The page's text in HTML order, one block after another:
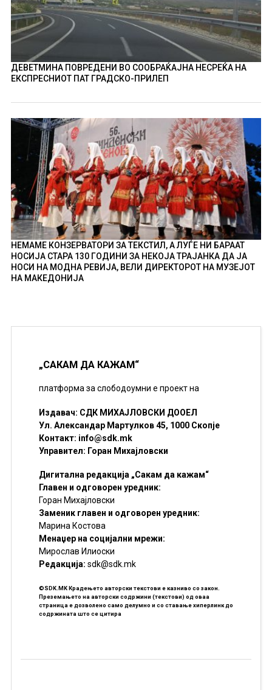
ДЕВЕТМИНА ПОВРЕДЕНИ ВО СООБРАЌАЈНА НЕСРЕЌА НА
ЕКСПРЕСНИОТ ПАТ ГРАДСКО-ПРИЛЕП
НЕМАМЕ КОНЗЕРВАТОРИ ЗА ТЕКСТИЛ, А ЛУЃЕ НИ БАРААТ
НОСИЈА СТАРА 130 ГОДИНИ ЗА НЕКОЈА ТРАЈАНКА ДА ЈА
НОСИ НА МОДНА РЕВИЈА, ВЕЛИ ДИРЕКТОРОТ НА МУЗЕЈОТ
НА МАКЕДОНИЈА
„САКАМ ДА КАЖАМ“
платформа за слободоумни е проект на
Издавач: СДК МИХАЈЛОВСКИ ДООЕЛ
Ул. Александар Мартулков 45, 1000 Скопје
Контакт: info@sdk.mk
Управител: Горан Михајловски
Дигитална редакција „Сакам да кажам“
Главен и одговорен уредник:
Горан Михајловски
Заменик главен и одговорен уредник:
Марина Костова
Менаџер на социјални мрежи:
Мирослав Илиоски
Редакцијa: sdk@sdk.mk
©SDK.MK Крадењето авторски текстови е казниво со закон.
Преземањето на авторски содржини (текстови) од оваа
страница е дозволено само делумно и со ставање хиперлинк до
содржината што се цитира